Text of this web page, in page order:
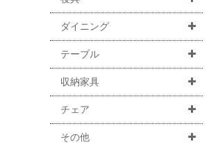
ダイニング
テーブル
収納家具
チェア
その他